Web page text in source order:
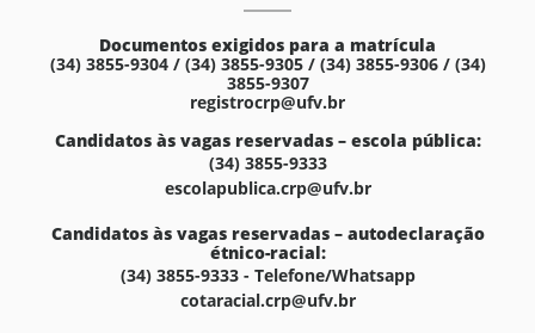
Documentos exigidos para a matrícula
(34) 3855-9304 / (34) 3855-9305 / (34) 3855-9306 / (34)
3855-9307
registrocrp@ufv.br
Candidatos às vagas reservadas – escola pública:
(34) 3855-9333
escolapublica.crp@ufv.br
Candidatos às vagas reservadas – autodeclaração
étnico-racial:
(34) 3855-9333 - Telefone/Whatsapp
cotaracial.crp@ufv.br